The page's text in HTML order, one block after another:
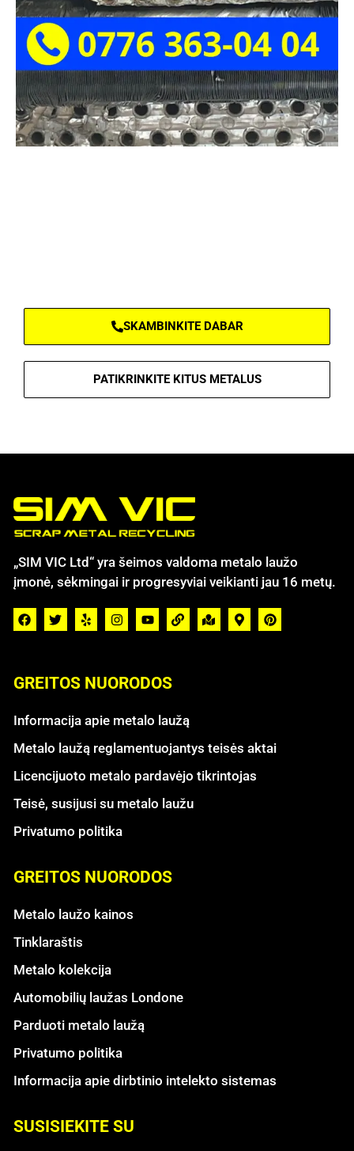
SKAMBINKITE DABAR
PATIKRINKITE KITUS METALUS
„SIM VIC Ltd“ yra šeimos valdoma metalo laužo
įmonė, sėkmingai ir progresyviai veikianti jau 16 metų.
GREITOS NUORODOS
Informacija apie metalo laužą
Metalo laužą reglamentuojantys teisės aktai
Licencijuoto metalo pardavėjo tikrintojas
Teisė, susijusi su metalo laužu
Privatumo politika
GREITOS NUORODOS
Metalo laužo kainos
Tinklaraštis
Metalo kolekcija
Automobilių laužas Londone
Parduoti metalo laužą
Privatumo politika
Informacija apie dirbtinio intelekto sistemas
SUSISIEKITE SU